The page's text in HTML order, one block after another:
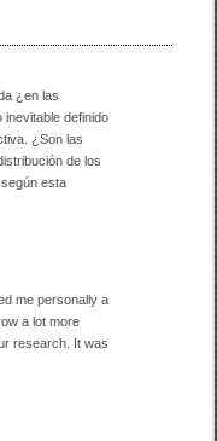
¿en las
definido
¿Son las
de los
esta
me personally a
a lot more
research. It was